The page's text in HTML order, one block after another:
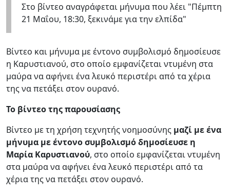
Στο βίντεο αναγράφεται μήνυμα που λέει "Πέμπτη
21 Μαΐου, 18:30, ξεκινάμε για την ελπίδα"
Βίντεο και μήνυμα με έντονο συμβολισμό δημοσίευσε
η Καρυστιανού, στο οποίο εμφανίζεται ντυμένη στα
μαύρα να αφήνει ένα λευκό περιστέρι από τα χέρια
της να πετάξει στον ουρανό.
Το βίντεο της παρουσίασης
Βίντεο με τη χρήση τεχνητής νοημοσύνης μαζί με ένα
μήνυμα με έντονο συμβολισμό δημοσίευσε η
Μαρία Καρυστιανού, στο οποίο εμφανίζεται ντυμένη
στα μαύρα να αφήνει ένα λευκό περιστέρι από τα
χέρια της να πετάξει στον ουρανό.